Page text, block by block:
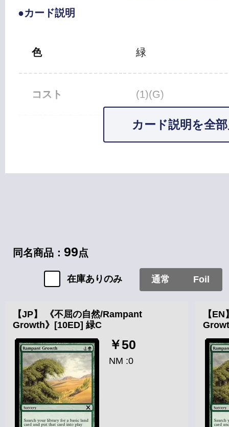
●カード説明
色 緑
コスト (1)(G)
カード説明を全
同名商品：99点
在庫ありのみ 通常 Foil
【JP】 《不屈の自然/Rampant
Growth》[10ED] 緑C
￥50
NM :0
【